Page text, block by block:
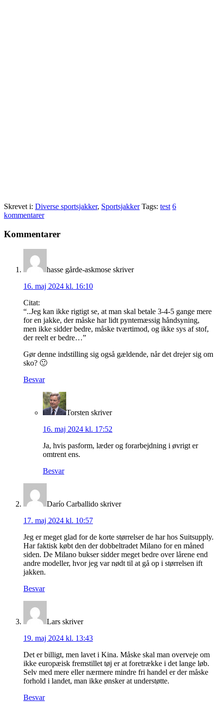
Skrevet i: Diverse sportsjakker, Sportsjakker Tags: test 6
kommentarer
Læserinteraktioner
Kommentarer
hasse gårde-askmose skriver
16. maj 2024 kl. 16:10
Citat:
“..Jeg kan ikke rigtigt se, at man skal betale 3-4-5 gange mere
for en jakke, der måske har lidt pyntemæssig håndsyning,
men ikke sidder bedre, måske tværtimod, og ikke sys af stof,
der reelt er bedre…”
Gør denne indstilling sig også gældende, når det drejer sig om
sko? 🙂
Besvar
Torsten skriver
16. maj 2024 kl. 17:52
Ja, hvis pasform, læder og forarbejdning i øvrigt er
omtrent ens.
Besvar
Darío Carballido skriver
17. maj 2024 kl. 10:57
Jeg er meget glad for de korte størrelser de har hos Suitsupply.
Har faktisk købt den der dobbeltradet Milano for en måned
siden. De Milano bukser sidder meget bedre over lårene end
andre modeller, hvor jeg var nødt til at gå op i størrelsen ift
jakken.
Besvar
Lars skriver
19. maj 2024 kl. 13:43
Det er billigt, men lavet i Kina. Måske skal man overveje om
ikke europæisk fremstillet tøj er at foretrække i det lange løb.
Selv med mere eller nærmere mindre fri handel er der måske
forhold i landet, man ikke ønsker at understøtte.
Besvar